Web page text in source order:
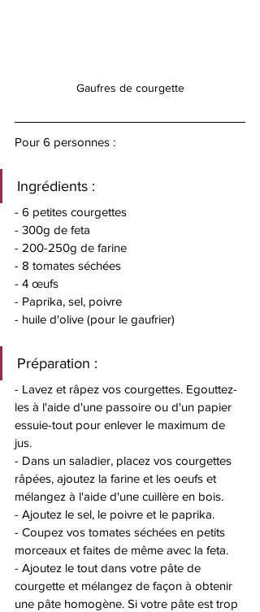
Gaufres de courgette
Pour 6 personnes :
Ingrédients :
- 6 petites courgettes
- 300g de feta
- 200-250g de farine
- 8 tomates séchées
- 4 œufs
- Paprika, sel, poivre
- huile d'olive (pour le gaufrier)
Préparation :
- Lavez et râpez vos courgettes. Egouttez-
les à l'aide d'une passoire ou d'un papier
essuie-tout pour enlever le maximum de
jus.
- Dans un saladier, placez vos courgettes
râpées, ajoutez la farine et les oeufs et
mélangez à l'aide d'une cuillère en bois.
- Ajoutez le sel, le poivre et le paprika.
- Coupez vos tomates séchées en petits
morceaux et faites de même avec la feta.
- Ajoutez le tout dans votre pâte de
courgette et mélangez de façon à obtenir
une pâte homogène. Si votre pâte est trop